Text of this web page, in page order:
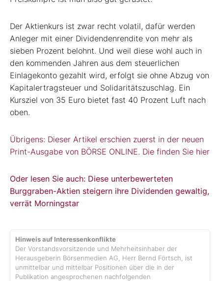
Der Aktienkurs ist zwar recht volatil, dafür werden
Anleger mit einer Dividendenrendite von mehr als
sieben Prozent belohnt. Und weil diese wohl auch in
den kommenden Jahren aus dem steuerlichen
Einlagekonto gezahlt wird, erfolgt sie ohne Abzug von
Kapitalertragsteuer und Solidaritätszuschlag. Ein
Kursziel von 35 Euro bietet fast 40 Prozent Luft nach
oben.
Übrigens: Dieser Artikel erschien zuerst in der neuen
Print-Ausgabe von BÖRSE ONLINE. Die finden Sie hier
Oder lesen Sie auch: Diese unterbewerteten
Burggraben-Aktien steigern ihre Dividenden gewaltig,
verrät Morningstar
Hinweis auf Interessenkonflikte
Der Vorstandsvorsitzende und Mehrheitsinhaber der
Herausgeberin Börsenmedien AG, Herr Bernd Förtsch, ist
unmittelbar und mittelbar Positionen über die in der
Publikation angesprochenen nachfolgenden